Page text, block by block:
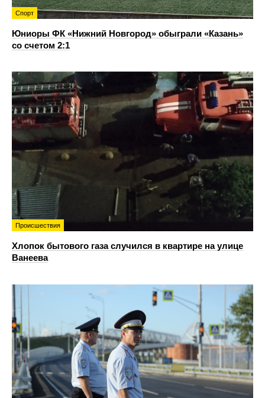
Спорт
Юниоры ФК «Нижний Новгород» обыграли «Казань»
со счетом 2:1
Происшествия
Хлопок бытового газа случился в квартире на улице
Ванеева